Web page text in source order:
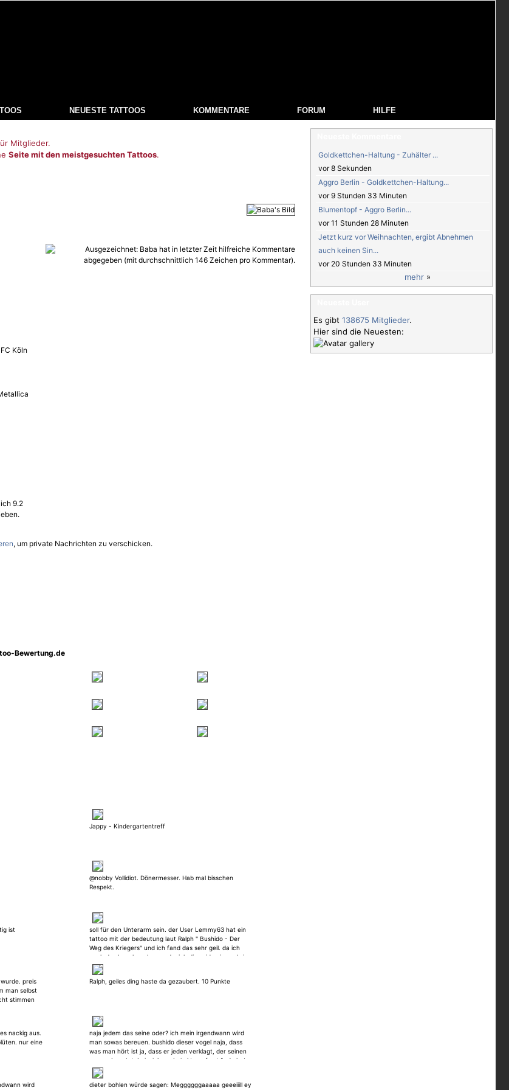
NEUESTE TATTOOS KOMMENTARE FORUM HILFE
Mitglieder.
Seite mit den meistgesuchten Tattoos.
Köln
9.2
, um private Nachrichten zu verschicken.
Bewertung.de
Jappy - Kindergartentreff
@nobby Vollidiot. Dönermesser. Hab mal bisschen
Respekt.
ist
soll für den Unterarm sein. der User Lemmy63 hat ein
tattoo mit der bedeutung laut Ralph " Bushido - Der
Weg des Kriegers" und ich fand das sehr geil. da ich
auch das hagakure lese und mich diese idee irgendwie
gefesselt und inspiriert hat. Und dieser Samurai Krieger
- mit oder ohne Drachen - soll irgendwie da rein. ich
könnte mir denken, dass es auch too much sein könnte.
preis
man selbst
stimmen
Ralph, geiles ding haste da gezaubert. 10 Punkte
nackig aus.
nur eine
naja jedem das seine oder? ich mein irgendwann wird
man sowas bereuen. bushido dieser vogel naja, dass
was man hört ist ja, dass er jeden verklagt, der seinen
namen benutzt. beispiel war bei akte auf sat 1. da hat
er eine frau verklagt, die bei ebay t-shirts verkkauft
hat. sie hatte in der produktbeschreibung geschrieben -
t shirt im hiphop und bushido stil. das sagt schon alles
wird
dieter bohlen würde sagen: Meggggggaaaaa geeeiiill ey
Goldkettchen-Haltung - Zuhälter ...
vor 8 Sekunden
Aggro Berlin - Goldkettchen-Haltung...
vor 9 Stunden 33 Minuten
Blumentopf - Aggro Berlin...
vor 11 Stunden 28 Minuten
Jetzt kurz vor Weihnachten, ergibt Abnehmen
auch keinen Sin...
vor 20 Stunden 33 Minuten
mehr »
Es gibt 138675 Mitglieder.
Hier sind die Neuesten: